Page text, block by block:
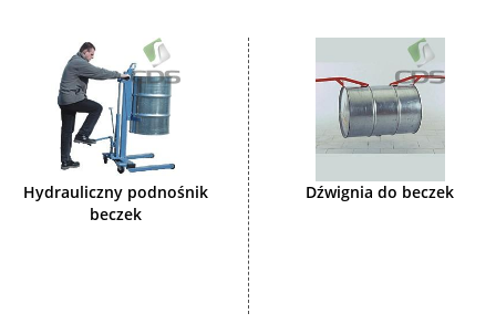
Hydrauliczny podnośnik
beczek
Dźwignia do beczek